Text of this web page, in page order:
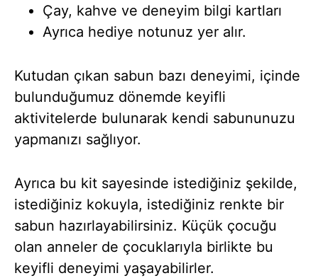
Çay, kahve ve deneyim bilgi kartları
Ayrıca hediye notunuz yer alır.
Kutudan çıkan sabun bazı deneyimi, içinde
bulunduğumuz dönemde keyifli
aktivitelerde bulunarak kendi sabununuzu
yapmanızı sağlıyor.
Ayrıca bu kit sayesinde istediğiniz şekilde,
istediğiniz kokuyla, istediğiniz renkte bir
sabun hazırlayabilirsiniz. Küçük çocuğu
olan anneler de çocuklarıyla birlikte bu
keyifli deneyimi yaşayabilirler.